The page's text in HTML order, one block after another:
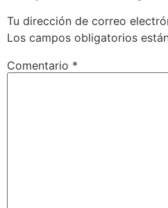
Tu dirección de correo
Los campos obligatorios
Comentario *